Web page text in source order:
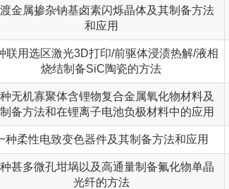
金属掺杂钠基卤素闪烁晶体及其制备方法
和应用
联用选区激光3D打印/前驱体浸渍热解/液相
烧结制备SiC陶瓷的方法
无机寡聚体含锂物复合金属氧化物材料及
备方法和在锂离子电池负极材料中的应用
种柔性电致变色器件及其制备方法和应用
甚多微孔坩埚以及高通量制备氟化物单晶
光纤的方法